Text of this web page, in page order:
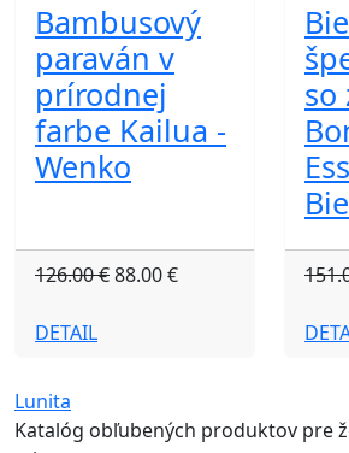
Bambusový
paraván v
prírodnej
farbe Kailua -
Wenko
126.00 €88.00 €
DETAIL
so
Lunita
Katalóg obľubených produktov pre